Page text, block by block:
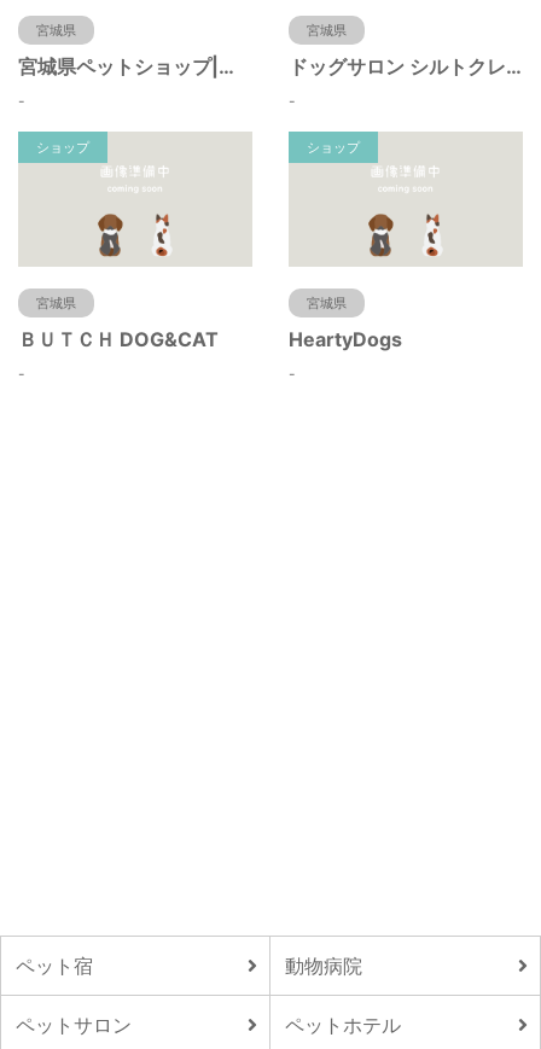
宮城県
宮城県ペットショップ|ペットショップ鈴花
-
宮城県
ドッグサロン シルトクレーテ
-
ショップ
宮城県
ＢＵＴＣＨ DOG&CAT
-
ショップ
宮城県
HeartyDogs
-
ペット宿 動物病院
ペットサロン ペットホテル